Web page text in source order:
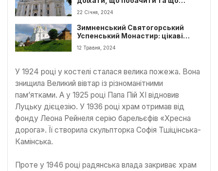
приховують підземелля
22 Січня, 2024
Зимненський Святогорський
Успенський Монастир: цікаві
факти
12 Травня, 2024
У 1924 році у костелі сталася велика пожежа. Вона
знищила Великий вівтар із різноманітними
пам’ятками. А у 1925 році Папа Пій XI відновив
Луцьку дієцезію. У 1936 році храм отримав від
фонду Леона Рейнеля серію барельєфів «Хресна
дорога». Її створила скульпторка Софія Тшіцінська-
Камінська.
Проте у 1946 році радянська влада закриває храм